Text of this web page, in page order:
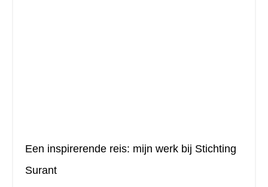
Een inspirerende reis: mijn werk bij Stichting
Surant